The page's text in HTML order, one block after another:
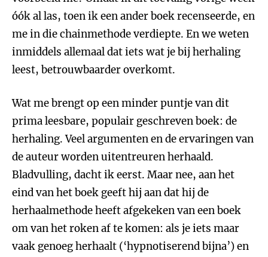
óók al las, toen ik een ander boek recenseerde, en
me in die chainmethode verdiepte. En we weten
inmiddels allemaal dat iets wat je bij herhaling
leest, betrouwbaarder overkomt.
Wat me brengt op een minder puntje van dit
prima leesbare, populair geschreven boek: de
herhaling. Veel argumenten en de ervaringen van
de auteur worden uitentreuren herhaald.
Bladvulling, dacht ik eerst. Maar nee, aan het
eind van het boek geeft hij aan dat hij de
herhaalmethode heeft afgekeken van een boek
om van het roken af te komen: als je iets maar
vaak genoeg herhaalt (‘hypnotiserend bijna’) en